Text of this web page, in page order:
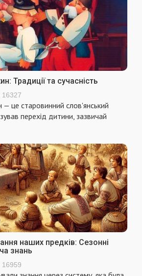
Традиції та сучасність
16327
це старовинний слов'янський
перехід дитини, зазвичай
наших предків: Сезонні
знань
16959